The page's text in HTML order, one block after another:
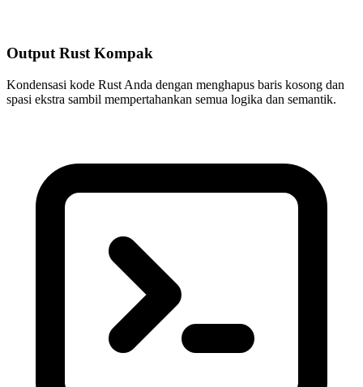
Output Rust Kompak
Kondensasi kode Rust Anda dengan menghapus baris kosong dan
spasi ekstra sambil mempertahankan semua logika dan semantik.